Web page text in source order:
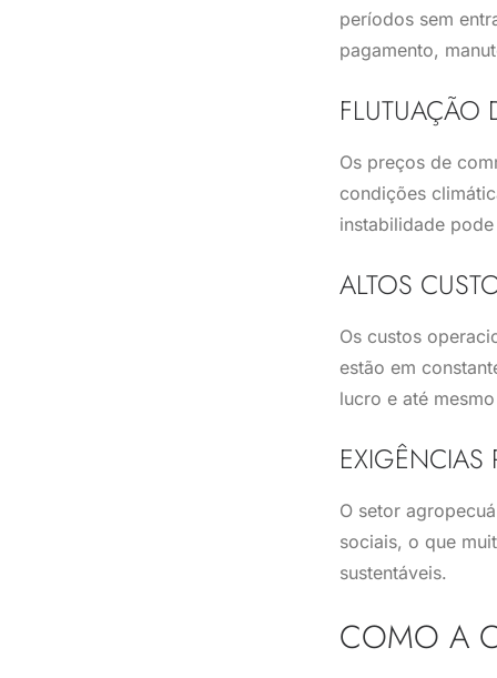
períodos sem
pagamento,
FLUTUAÇÃO
Os preços de
condições
instabilidade
ALTOS
Os custos
estão em
lucro e até
EXIGÊNCIAS
O setor
sociais, o que
sustentáveis.
COMO A